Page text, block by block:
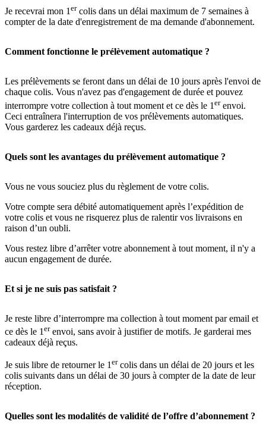
Je recevrai mon 1 ercolis dans un délai maximum de 7 semaines à
compter de la date d'enregistrement de ma demande d'abonnement.
Comment fonctionne le prélèvement automatique ?
Les prélèvements se feront dans un délai de 10 jours après l'envoi de
chaque colis. Vous n'avez pas d'engagement de durée et pouvez
interrompre votre collection à tout moment et ce dès le 1 erenvoi.
Ceci entraînera l'interruption de vos prélèvements automatiques.
Vous garderez les cadeaux déjà reçus.
Quels sont les avantages du prélèvement automatique ?
Vous ne vous souciez plus du règlement de votre colis.
Votre compte sera débité automatiquement après l’expédition de
votre colis et vous ne risquerez plus de ralentir vos livraisons en
raison d’un oubli.
Vous restez libre d’arrêter votre abonnement à tout moment, il n'y a
aucun engagement de durée.
Et si je ne suis pas satisfait ?
Je reste libre d’interrompre ma collection à tout moment par email et
ce dès le 1 erenvoi, sans avoir à justifier de motifs. Je garderai mes
cadeaux déjà reçus.
Je suis libre de retourner le 1 ercolis dans un délai de 20 jours et les
colis suivants dans un délai de 30 jours à compter de la date de leur
réception.
Quelles sont les modalités de validité de l’offre d’abonnement ?